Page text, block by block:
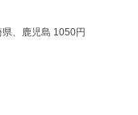
、鹿児島 1050円